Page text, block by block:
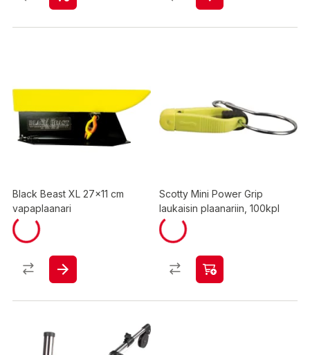
Black Beast XL 27x11 cm
vapaplaanari
Scotty Mini Power Grip
laukaisin plaanariin, 100kpl